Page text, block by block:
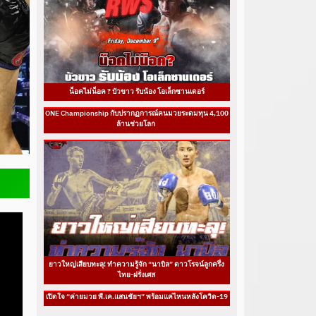
น็อคไม่น็อค ? บัวขาว รับน้อง โอเล็กซานเดอร์
ONE Championship กับปรากฏการณ์คนมวยระดมทุน 4,100
ล้านช่วยโลก
ยาวใหญ่เสียบทะลุ! ทำความรู้จัก “นาบิล” ดาวโรจน์ลูกครึ่ง
ไทย-ฝรั่งเศส
เปิดใจ “ค่ายมวย พี.เค.แสนชัยฯ” พร้อมแค่ไหนหลังโควิด-19